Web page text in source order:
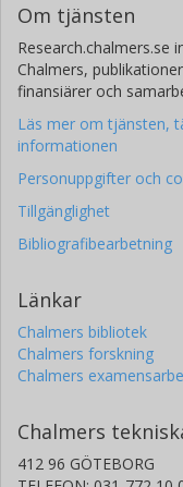
Om tjänsten
Research.chalmers.se
Chalmers,
finansiärer och
Läs mer om tjänsten,
informationen
Personuppgifter och
Tillgänglighet
Bibliografibearbetning
Länkar
Chalmers bibliotek
Chalmers forskning
Chalmers
Chalmers
412 96 GÖTEBORG